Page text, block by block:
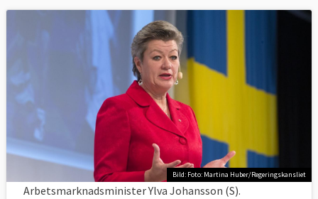
Bild: Foto: Martina Huber/Regeringskansliet
Arbetsmarknadsminister Ylva Johansson (S).